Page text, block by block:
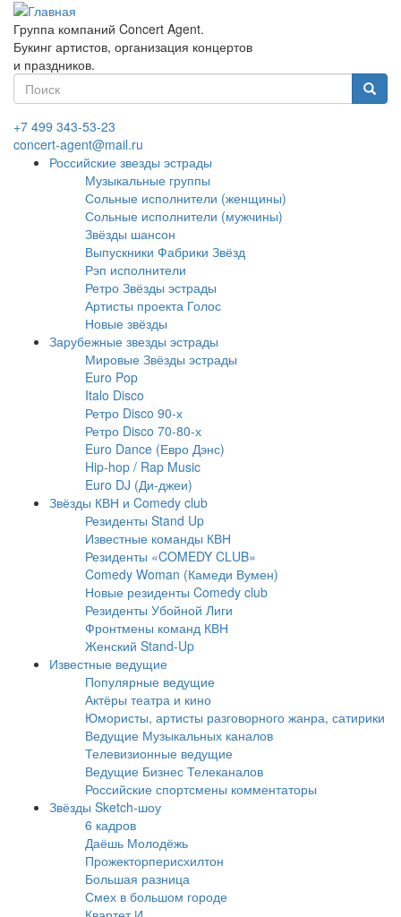
Перейти
основному
содержанию
Группа компаний Concert Agent.
Букинг артистов, организация концертов
и праздников.
Форма
поиска
+7 499 343-53-23
concert-agent@mail.ru
Российские звезды эстрады
Музыкальные группы
Сольные исполнители (женщины)
Сольные исполнители (мужчины)
Звёзды шансон
Выпускники Фабрики Звёзд
Рэп исполнители
Ретро Звёзды эстрады
Артисты проекта Голос
Новые звёзды
Зарубежные звезды эстрады
Мировые Звёзды эстрады
Euro Pop
Italo Disco
Ретро Disco 90-х
Ретро Disco 70-80-х
Euro Dance (Евро Дэнс)
Hip-hop / Rap Music
Euro DJ (Ди-джеи)
Звёзды КВН и Comedy club
Резиденты Stand Up
Известные команды КВН
Резиденты «COMEDY CLUB»
Comedy Woman (Камеди Вумен)
Новые резиденты Comedy club
Резиденты Убойной Лиги
Фронтмены команд КВН
Женский Stand-Up
Известные ведущие
Популярные ведущие
Актёры театра и кино
Юмористы, артисты разговорного жанра, сатирики
Ведущие Музыкальных каналов
Телевизионные ведущие
Ведущие Бизнес Телеканалов
Российские спортсмены комментаторы
Звёзды Sketch-шоу
6 кадров
Даёшь Молодёжь
Прожекторперисхилтон
Большая разница
Смех в большом городе